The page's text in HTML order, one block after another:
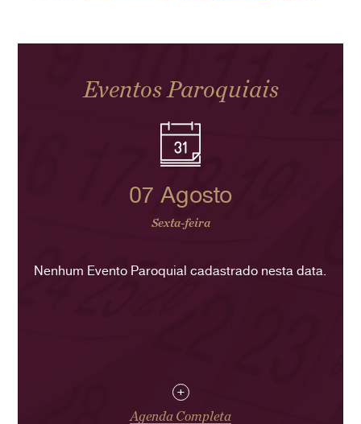
Eventos Paroquiais
07 Agosto
Sexta-feira
Nenhum Evento Paroquial cadastrado nesta data.
+
Agenda Completa